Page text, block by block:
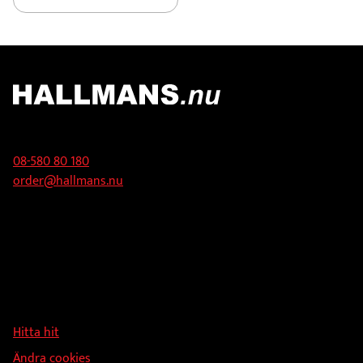
08-580 80 180
order@hallmans.nu
Hitta hit
Ändra cookies